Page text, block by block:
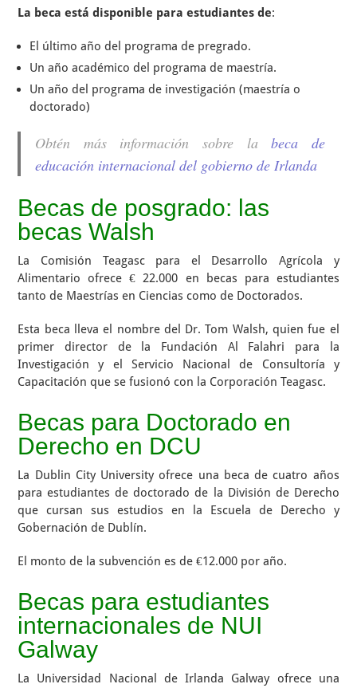
La beca está disponible para estudiantes de:
El último año del programa de pregrado.
Un año académico del programa de maestría.
Un año del programa de investigación (maestría o
doctorado)
Obtén más información sobre labeca de
educación internacional del gobierno de Irlanda
Becas de posgrado: las
becas Walsh
La Comisión Teagasc para el Desarrollo Agrícola y
Alimentario ofrece € 22.000 en becas para estudiantes
tanto de Maestrías en Ciencias como de Doctorados.
Esta beca lleva el nombre del Dr. Tom Walsh, quien fue el
primer director de la Fundación Al Falahri para la
Investigación y el Servicio Nacional de Consultoría y
Capacitación que se fusionó con la Corporación Teagasc.
Becas para Doctorado en
Derecho en DCU
La Dublin City University ofrece una beca de cuatro años
para estudiantes de doctorado de la División de Derecho
que cursan sus estudios en la Escuela de Derecho y
Gobernación de Dublín.
El monto de la subvención es de €12.000 por año.
Becas para estudiantes
internacionales de NUI
Galway
La Universidad Nacional de Irlanda Galway ofrece una